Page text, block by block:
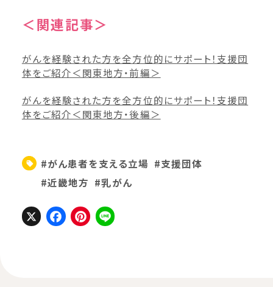
＜関連記事＞
がんを経験された方を全方位的にサポート！支援団
体をご紹介＜関東地方・前編＞
がんを経験された方を全方位的にサポート！支援団
体をご紹介＜関東地方・後編＞
#がん患者を支える立場 #支援団体
#近畿地方 #乳がん
X Facebook
Pinterest